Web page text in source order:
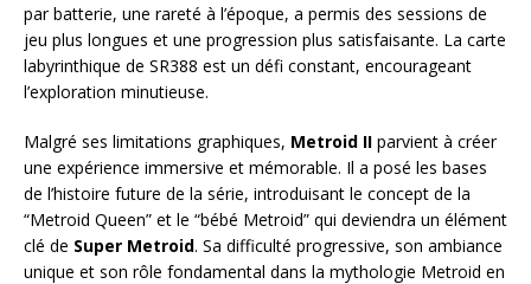
par batterie, une rareté à l’époque, a permis des sessions de
jeu plus longues et une progression plus satisfaisante. La carte
labyrinthique de SR388 est un défi constant, encourageant
l’exploration minutieuse.
Malgré ses limitations graphiques, Metroid II parvient à créer
une expérience immersive et mémorable. Il a posé les bases
de l’histoire future de la série, introduisant le concept de la
“Metroid Queen” et le “bébé Metroid” qui deviendra un élément
clé de Super Metroid. Sa difficulté progressive, son ambiance
unique et son rôle fondamental dans la mythologie Metroid en